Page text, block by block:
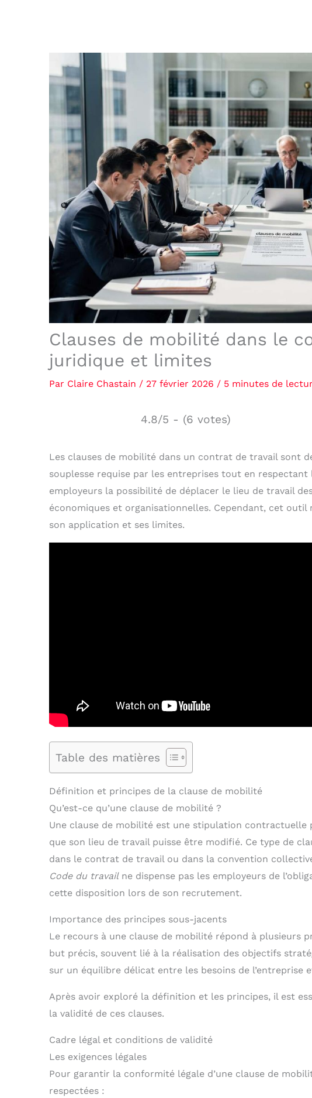
Clauses de mobilité dans le
juridique et limites
Par Claire Chastain / 27 février 2026 / 5 minutes de
4.8/5 - (6 votes)
Les clauses de mobilité dans un contrat de travail sont
souplesse requise par les entreprises tout en
employeurs la possibilité de déplacer le lieu de travail
économiques et organisationnelles. Cependant, cet outil
son application et ses limites.
Table des matières
Définition et principes de la clause de mobilité
Qu’est-ce qu’une clause de mobilité ?
Une clause de mobilité est une stipulation contractuelle
que son lieu de travail puisse être modifié. Ce type de
dans le contrat de travail ou dans la convention
Code du travailne dispense pas les employeurs de
cette disposition lors de son recrutement.
Importance des principes sous-jacents
Le recours à une clause de mobilité répond à plusieurs
but précis, souvent lié à la réalisation des objectifs
sur un équilibre délicat entre les besoins de l’entreprise
Après avoir exploré la définition et les principes, il est
la validité de ces clauses.
Cadre légal et conditions de validité
Les exigences légales
Pour garantir la conformité légale d’une clause de
respectées :